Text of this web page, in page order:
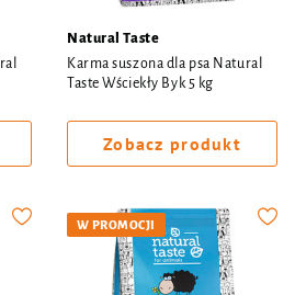
Natural Taste
Karma suszona dla psa Natural
Taste Wściekły Byk 5 kg
Zobacz produkt
W PROMOCJI